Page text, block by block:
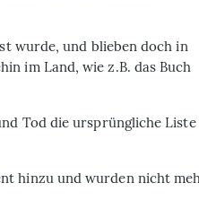
wurde, und blieben doch in
im Land, wie z.B. das Buch
Tod die ursprüngliche Liste
hinzu und wurden nicht